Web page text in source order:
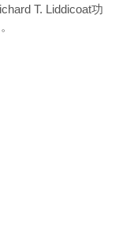
T. Liddicoat功